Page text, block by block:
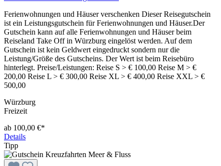
Ferienwohnungen und Häuser verschenken Dieser Reisegutschein
ist ein Leistungsgutschein für Ferienwohnungen und Häuser.Der
Gutschein kann auf alle Ferienwohnungen und Häuser beim
Reiseland Take Off in Würzburg eingelöst werden. Auf dem
Gutschein ist kein Geldwert eingedruckt sondern nur die
Leistung/Größe des Gutscheins. Der Wert ist beim Reisebüro
hinterlegt. Preise/Leistungen: Reise S > € 100,00 Reise M > €
200,00 Reise L > € 300,00 Reise XL > € 400,00 Reise XXL > €
500,00
Würzburg
Freizeit
ab 100,00 €*
Details
Tipp